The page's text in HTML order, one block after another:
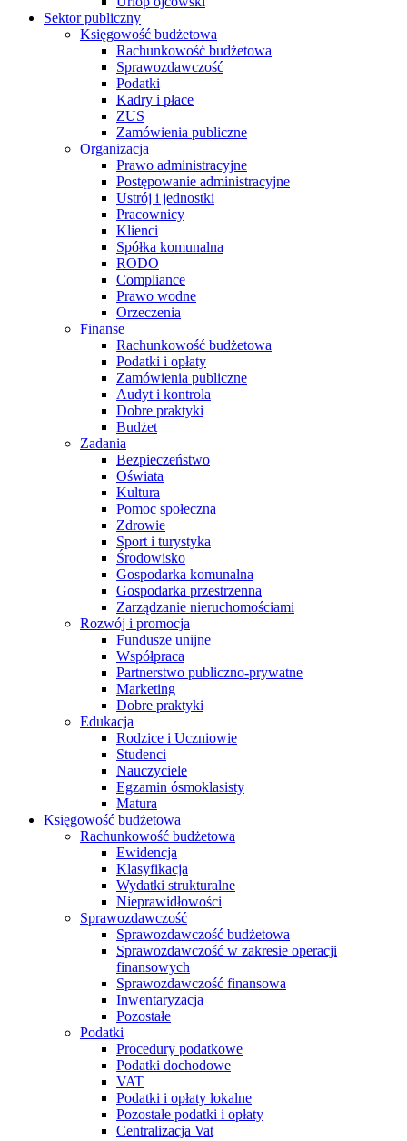
Sektor publiczny
Księgowość budżetowa
Rachunkowość budżetowa
Sprawozdawczość
Podatki
Kadry i płace
ZUS
Zamówienia publiczne
Organizacja
Prawo administracyjne
Postępowanie administracyjne
Ustrój i jednostki
Pracownicy
Klienci
Spółka komunalna
RODO
Compliance
Prawo wodne
Orzeczenia
Finanse
Rachunkowość budżetowa
Podatki i opłaty
Zamówienia publiczne
Audyt i kontrola
Dobre praktyki
Budżet
Zadania
Bezpieczeństwo
Oświata
Kultura
Pomoc społeczna
Zdrowie
Sport i turystyka
Środowisko
Gospodarka komunalna
Gospodarka przestrzenna
Zarządzanie nieruchomościami
Rozwój i promocja
Fundusze unijne
Współpraca
Partnerstwo publiczno-prywatne
Marketing
Dobre praktyki
Edukacja
Rodzice i Uczniowie
Studenci
Nauczyciele
Egzamin ósmoklasisty
Matura
Księgowość budżetowa
Rachunkowość budżetowa
Ewidencja
Klasyfikacja
Wydatki strukturalne
Nieprawidłowości
Sprawozdawczość
Sprawozdawczość budżetowa
Sprawozdawczość w zakresie operacji
finansowych
Sprawozdawczość finansowa
Inwentaryzacja
Pozostałe
Podatki
Procedury podatkowe
Podatki dochodowe
VAT
Podatki i opłaty lokalne
Pozostałe podatki i opłaty
Centralizacja Vat